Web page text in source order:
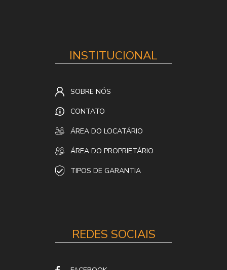
INSTITUCIONAL
SOBRE NÓS
CONTATO
ÁREA DO LOCATÁRIO
ÁREA DO PROPRIETÁRIO
TIPOS DE GARANTIA
REDES SOCIAIS